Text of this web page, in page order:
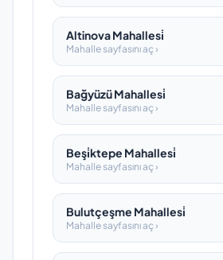
Altinova Mahallesi̇
Mahalle sayfasını aç ›
Bağyüzü Mahallesi̇
Mahalle sayfasını aç ›
Beşi̇ktepe Mahallesi̇
Mahalle sayfasını aç ›
Bulutçeşme Mahallesi̇
Mahalle sayfasını aç ›